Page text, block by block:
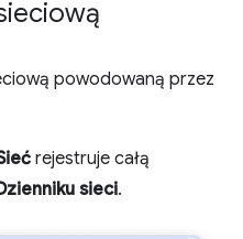
powodowaną przez
rejestruje całą
sieci.